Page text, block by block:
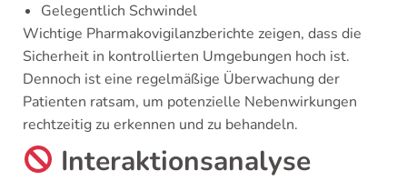
Gelegentlich Schwindel
Wichtige Pharmakovigilanzberichte zeigen, dass die
Sicherheit in kontrollierten Umgebungen hoch ist.
Dennoch ist eine regelmäßige Überwachung der
Patienten ratsam, um potenzielle Nebenwirkungen
rechtzeitig zu erkennen und zu behandeln.
Interaktionsanalyse